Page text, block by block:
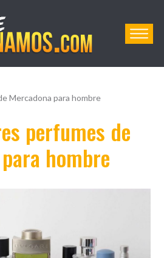
Mercadona para hombre
perfumes de
hombre